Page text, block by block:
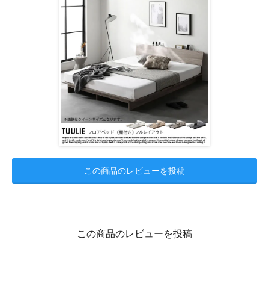
この商品のレビューを投稿
この商品のレビューを投稿